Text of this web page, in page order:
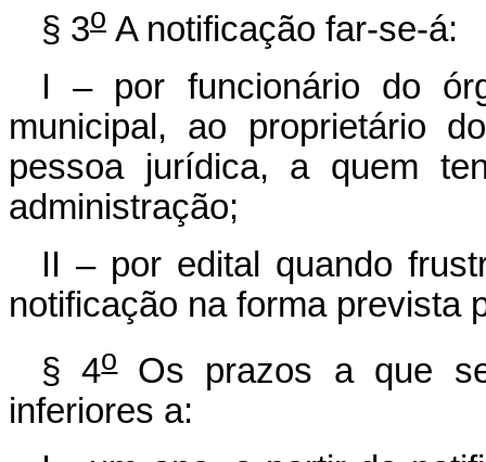
§ 3o A notificação far-se-á:
I – por funcionário do
municipal, ao proprietário
pessoa jurídica, a quem
administração;
II – por edital quando
notificação na forma prevista
§ 4o
Os prazos a que
inferiores a: